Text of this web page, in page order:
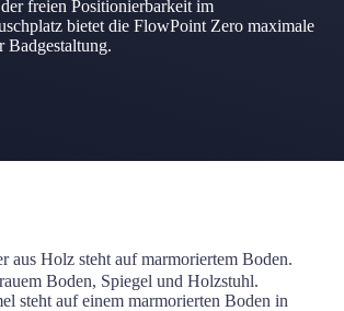
freien Positionierbarkeit im
bietet die FlowPoint Zero maximale
Badgestaltung.